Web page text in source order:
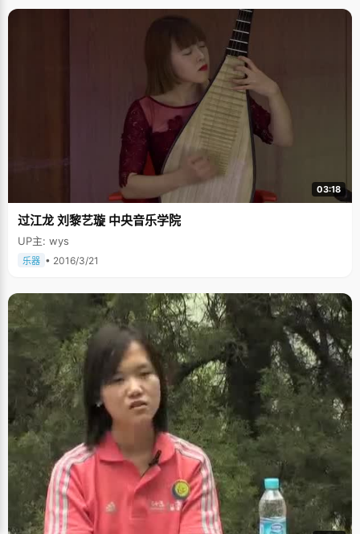
打来电话通知自己状元的时候，她才长长的舒了一口气："三年的努力终于得
自己同学兼好朋友打电话，一起憧憬美好的大学生活。"高中的三年，其实满
辛苦的，幸好有朋友在身边，我们互相安慰，互相鼓劲，在生活中是朋友，
在学习上是竞争对手。"得知好朋友也考上清华的时候，石悦的那种兴奋劲甚
世界》和《奇幻世界》，她对未知世界的神秘事物很好奇，当我问她为什么
不选择天文或者考古的时候，她自嘲的笑了，说自己有爱冒险的心，却没有
冒险的胆，只能在书的海洋里过一过冒险的瘾了。 理科班的女孩子有个特
点，总爱走两个极限，在学习上心思缜密得厉害，但在生活中却单纯得可
爱，有着一米七个头的石悦，喜欢蜗在床头看杂志，看日剧和韩剧，但凡这
样的故事都有着浪漫纯美的爱情故事，和轻松明朗的格调，"一看进去就拔不
出来了，所以有事情的时候我可不敢去碰他们"，最喜欢看动画片，尤其是侦
半天，皱了皱眉头，"一样的学习时间和学习内容，我想可能是我心态比较好
果。"以前背英语单词的时候，总是写下100个单词，一个小时就坐在那背，
当背到第99个单词的时候，发现前边的单词都忘得差不多了，效率非常低。
后来她改变了策略，利用零碎的时间来以及，当作数学很累很厌烦的时候，
就拿过英语课本背几个单词，大脑转换了新的思维形式和方法，就能记忆得
做一道题，一道就好，做完之后，接着逼自己，再做一道，一道就好，几次
之后，慢慢进入书中，石悦就不再想出去玩了。"虽然每次逼自己的时候总是
很痛苦，但是这样的方法对于我却相当有效"。 虽然老师们都说学习要面面俱
到，不要偏科，可是石悦认为，应该选择优势科目来学习，"在高三的复习阶
段，如果这个科目上升余地很大的话，可以放很多时间来学习，如果希望不
大的话，还不如多花点时间在优势科目上。" 进入大学，突然多了很多人和
事，一时间有点点迷茫，不过，石悦一直记着妈妈说过的那句话 "做人一定要
独立、坚强"，她时常叮嘱自己：眼光放长远一些，为人乐观豁达一些，生活
就会更快乐一些。
03:18
过江龙 刘黎艺璇 中央音乐学院
UP主: wys
乐器 • 2016/3/21